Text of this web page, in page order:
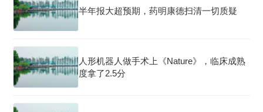
半年报大超预期，药明康德扫清一切质疑
人形机器人做手术上《Nature》，临床成熟
度拿了2.5分